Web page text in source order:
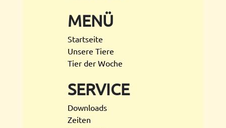
MENÜ
Startseite
Unsere Tiere
Tier der Woche
SERVICE
Downloads
Zeiten